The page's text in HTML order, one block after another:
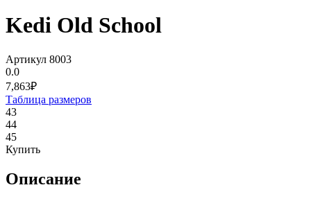
Kedi Old School
Артикул 8003
0.0
7,863₽
Таблица размеров
43
44
45
Купить
Описание